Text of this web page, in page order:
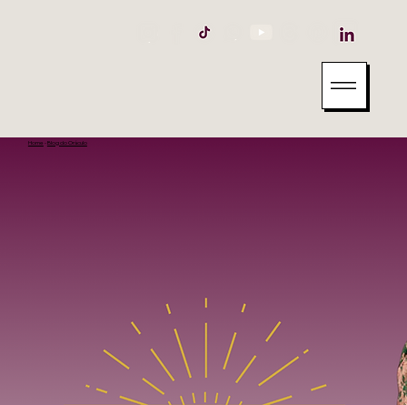
Home -Blog do Oráculo